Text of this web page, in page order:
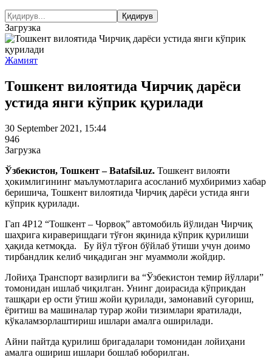
Загрузка
Жамият
Тошкент вилоятида Чирчиқ дарёси
устида янги кўприк қурилади
30 September 2021, 15:44
946
Загрузка
Ўзбекистон, Тошкент – Batafsil.uz. Тошкент вилояти
ҳокимлигининг маълумотларига асосланиб мухбиримиз хабар
беришича, Тошкент вилоятида Чирчиқ дарёси устида янги
кўприк қурилади.
Гап 4Р12 “Тошкент – Чорвоқ” автомобиль йўлидан Чирчиқ
шаҳрига кираверишдаги тўғон яқинида кўприк қурилиши
ҳақида кетмоқда. Бу йўл тўғон бўйлаб ўтиши учун доимо
тирбандлик келиб чиқадиган энг муаммоли жойдир.
Лойиҳа Транспорт вазирлиги ва “Ўзбекистон темир йўллари”
томонидан ишлаб чиқилган. Унинг доирасида кўприкдан
ташқари ер ости ўтиш жойи қурилади, замонавий суғориш,
ёритиш ва машиналар турар жойи тизимлари яратилади,
кўкаламзорлаштириш ишлари амалга оширилади.
Айни пайтда қурилиш бригадалари томонидан лойиҳани
амалга ошириш ишлари бошлаб юборилган.